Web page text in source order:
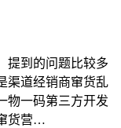
提到的问题比较多
渠道经销商窜货乱
物一码第三方开发
货营…